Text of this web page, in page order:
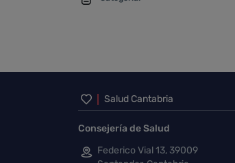
Inicio del pie de
Salud Cantabria
Consejería de Salud
Federico Vial 13, 39009